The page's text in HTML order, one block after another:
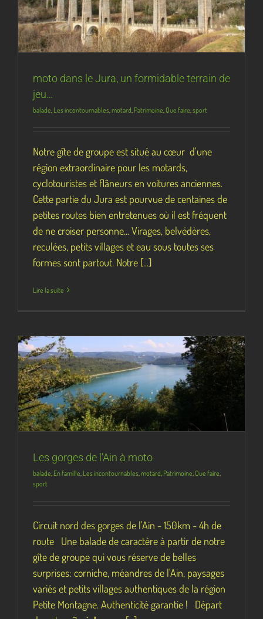
moto dans le Jura, un formidable terrain de
jeu…
balade Les incontournables motard Patrimoine Que faire sport
Notre gîte de groupe est situé au cœur d'une
région extraordinaire pour les motards,
cyclotouristes et flâneurs en voitures anciennes.
Cette partie du Jura est pourvue de centaines de
petites routes bien entretenues où il est fréquent
de ne croiser personne... Virages, belvédères,
reculées, petits villages et eau sous toutes ses
formes sont partout. Notre [...]
Lire la suite
Les gorges de l’Ain à moto
balade, En famille, Les incontournables,motard, Patrimoine, Que faire,
sport
Circuit nord des gorges de l'Ain - 150km - 4h de
route Une balade de caractère à partir de notre
gîte de groupe qui vous réserve de belles
surprises: corniche, méandres de l'Ain, paysages
variés et petits villages authentiques de la région
Petite Montagne. Authenticité garantie ! Départ